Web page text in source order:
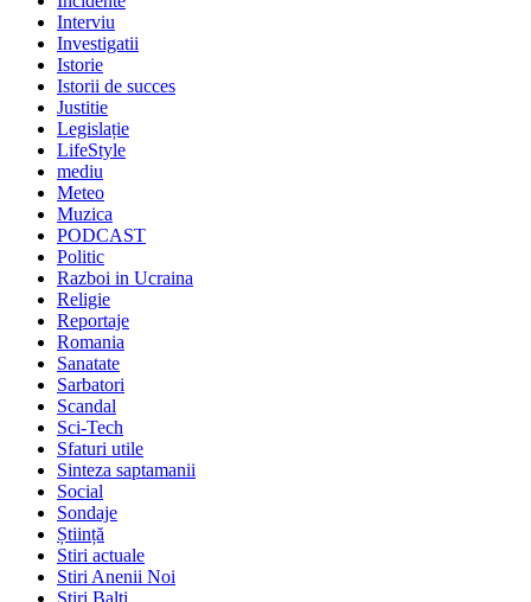
Interviu
Investigatii
Istorie
Istorii de succes
Justitie
Legislație
LifeStyle
mediu
Meteo
Muzica
PODCAST
Politic
Razboi in Ucraina
Religie
Reportaje
Romania
Sanatate
Sarbatori
Scandal
Sci-Tech
Sfaturi utile
Sinteza saptamanii
Social
Sondaje
Știință
Stiri actuale
Stiri Anenii Noi